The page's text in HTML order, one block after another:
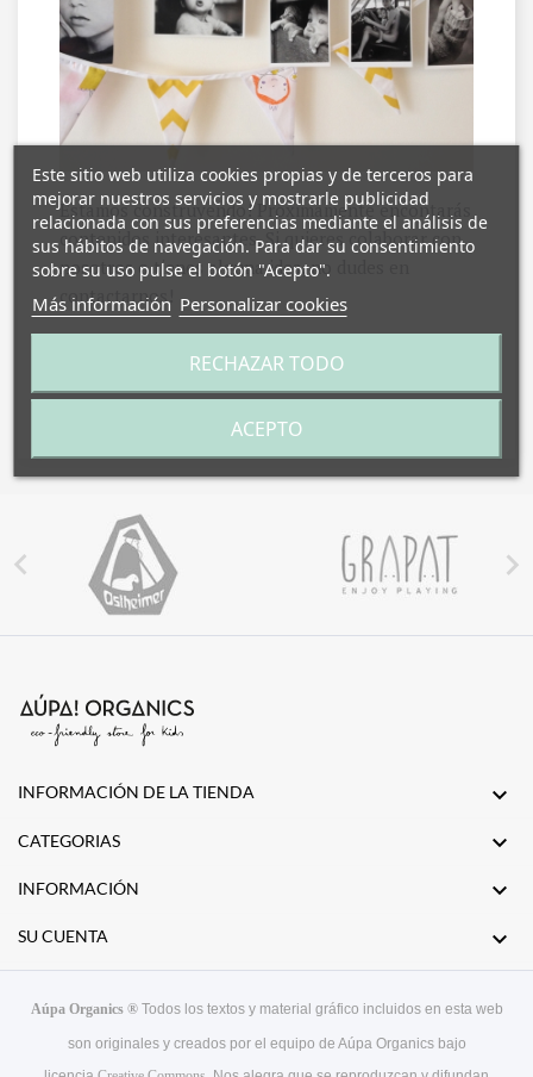
Estamos construyendo! Próximamente encontarás
contenidos interesantes. Si quieres colaborar con
nosotros o tienes alguna idea, no dudes en
contactarnos!
 
INFORMACIÓN DE LA TIENDA 
CATEGORIAS 
INFORMACIÓN 
SU CUENTA 
Este sitio web utiliza cookies propias y de terceros para
mejorar nuestros servicios y mostrarle publicidad
relacionada con sus preferencias mediante el análisis de
sus hábitos de navegación. Para dar su consentimiento
sobre su uso pulse el botón "Acepto".
Más información Personalizar cookies
RECHAZAR TODO
ACEPTO
Aúpa Organics ® Todos los textos y material gráfico incluidos en esta web
son originales y creados por el equipo de Aúpa Organics bajo